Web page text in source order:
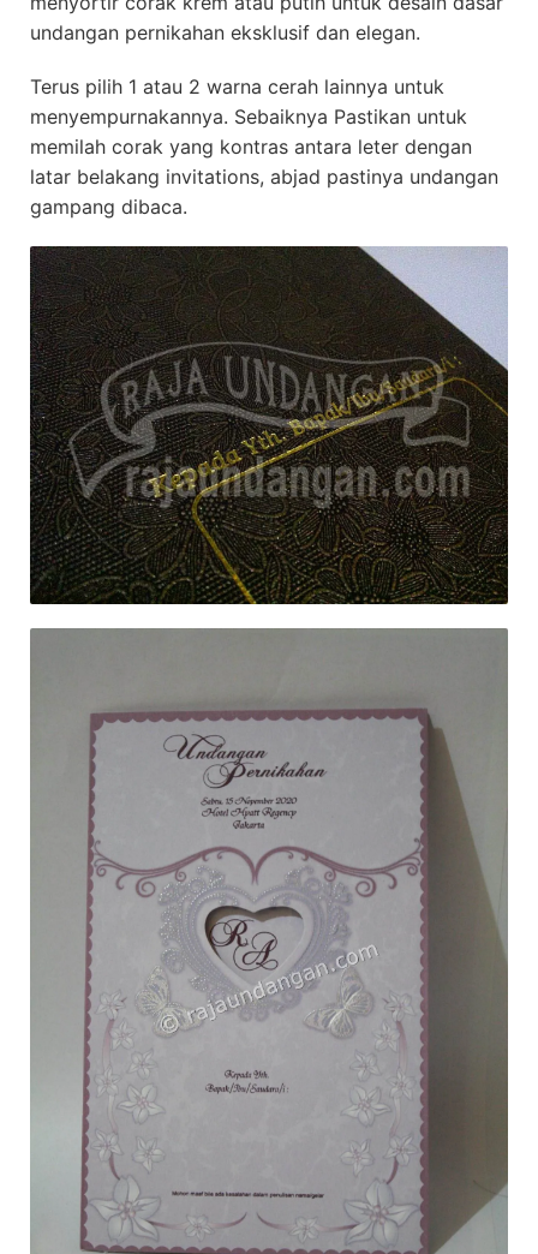
undangan pernikahan eksklusif dan elegan.
Terus pilih 1 atau 2 warna cerah lainnya untuk
menyempurnakannya. Sebaiknya Pastikan untuk
memilah corak yang kontras antara leter dengan
latar belakang invitations, abjad pastinya undangan
gampang dibaca.